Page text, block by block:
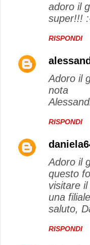
adoro il
super!!!
RISPONDI
Adoro il
nota
RISPONDI
Adoro il
questo
visitare
una
saluto,
RISPONDI